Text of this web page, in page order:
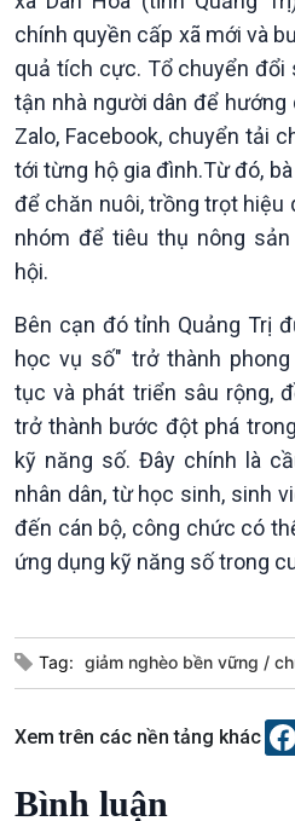
Khởi nghiệp
Tuyên chiến với gian lận
thương mại
Xã hội
Tin Đời sống & Xã hội
360 độ Sức khỏe
Chuyển đổi Xanh
Tài nguyên và Môi trường
Chuyên gia của bạn
Xã hội chuyển động
Bước chân đến trường
Văn hoá & Du lịch
Tin Văn hoá & Du lịch
chính quyền cấp xã mới và
quả tích cực. Tổ chuyển đổi
tận nhà người dân để
Zalo, Facebook, chuyển tải
tới từng hộ gia đình.Từ đó,
để chăn nuôi, trồng trọt hiệu
nhóm để tiêu thụ nông
hội.
Bên cạn đó tỉnh Quảng Trị
học vụ số" trở thành
tục và phát triển sâu rộng,
trở thành bước đột phá
kỹ năng số. Đây chính là
nhân dân, từ học sinh, sinh
đến cán bộ, công chức có
ứng dụng kỹ năng số trong
Tag: giảm nghèo bền vững
Xem trên các nền tảng khác
Bình luận